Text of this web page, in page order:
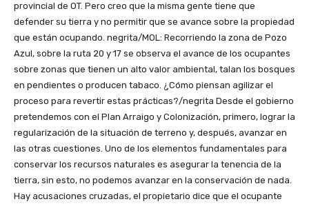
provincial de OT. Pero creo que la misma gente tiene que
defender su tierra y no permitir que se avance sobre la propiedad
que están ocupando. negrita/MOL: Recorriendo la zona de Pozo
Azul, sobre la ruta 20 y 17 se observa el avance de los ocupantes
sobre zonas que tienen un alto valor ambiental, talan los bosques
en pendientes o producen tabaco. ¿Cómo piensan agilizar el
proceso para revertir estas prácticas?/negrita Desde el gobierno
pretendemos con el Plan Arraigo y Colonización, primero, lograr la
regularización de la situación de terreno y, después, avanzar en
las otras cuestiones. Uno de los elementos fundamentales para
conservar los recursos naturales es asegurar la tenencia de la
tierra, sin esto, no podemos avanzar en la conservación de nada.
Hay acusaciones cruzadas, el propietario dice que el ocupante